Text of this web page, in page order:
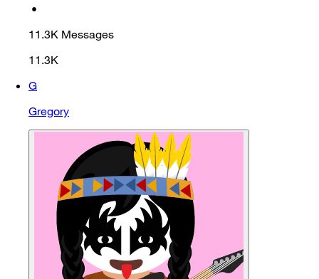
•
11.3K Messages
11.3K
G
Gregory